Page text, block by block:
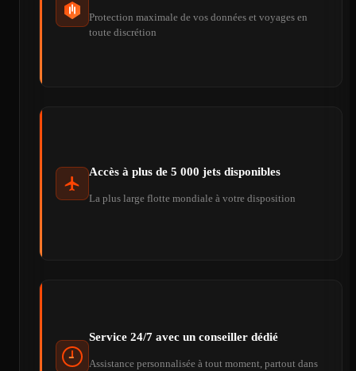
Protection maximale de vos données et voyages en
toute discrétion
Accès à plus de 5 000 jets disponibles
La plus large flotte mondiale à votre disposition
Service 24/7 avec un conseiller dédié
Assistance personnalisée à tout moment, partout dans